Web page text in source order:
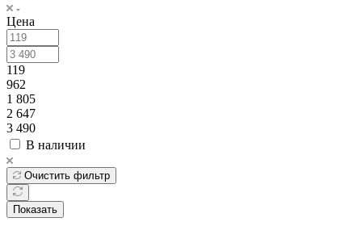
Цена
119
962
1 805
2 647
3 490
В наличии
Очистить фильтр
Показать